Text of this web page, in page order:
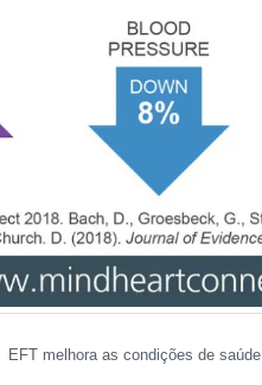
EFT melhora as condições de saúde